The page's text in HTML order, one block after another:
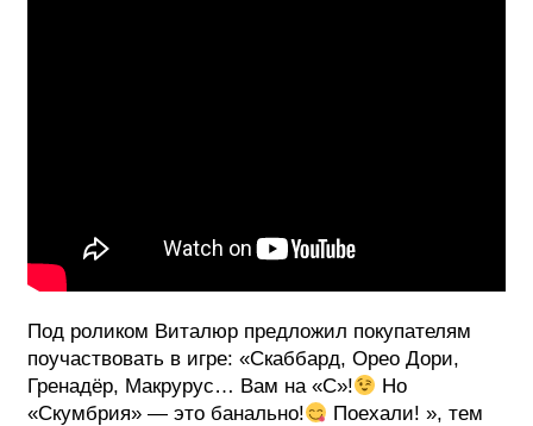
Под роликом Виталюр предложил покупателям
поучаствовать в игре: «Скаббард, Орео Дори,
Гренадёр, Макрурус… Вам на «С»!
Но
«Скумбрия» — это банально!
Поехали! », тем